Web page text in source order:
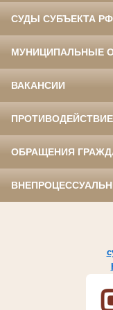
СУДЫ СУБЪЕКТА РФ
МУНИЦИПАЛЬНЫЕ
ВАКАНСИИ
ОБРАЩЕНИЯ